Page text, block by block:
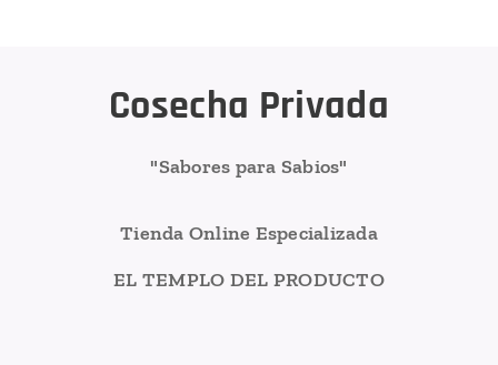
Cosecha Privada
"Sabores para Sabios"
Tienda Online Especializada
EL TEMPLO DEL PRODUCTO